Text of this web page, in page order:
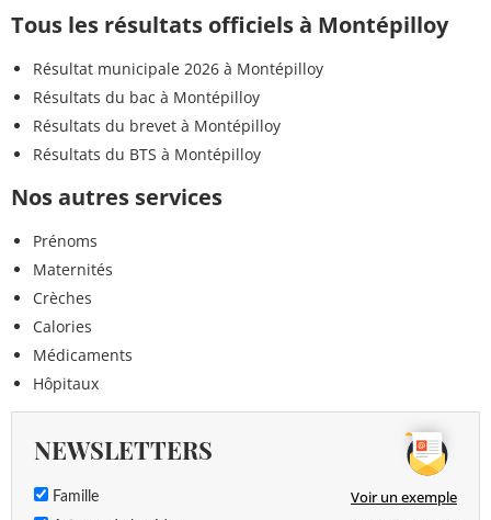
Tous les résultats officiels à Montépilloy
Résultat municipale 2026 à Montépilloy
Résultats du bac à Montépilloy
Résultats du brevet à Montépilloy
Résultats du BTS à Montépilloy
Nos autres services
Prénoms
Maternités
Crèches
Calories
Médicaments
Hôpitaux
NEWSLETTERS
Famille Voir un exemple